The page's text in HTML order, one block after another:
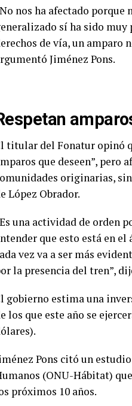
nos ha afectado
sí ha sido
de vía, un amparo
Jiménez Pons.
titular del Fonatur opinó
que deseen”, pero
originarias,
López Obrador.
una actividad de orden
que esto está en
vez va a ser más
la presencia del tren”,
gobierno estima una
los que este año se
Pons citó un
(ONU-Hábitat)
próximos 10 años.